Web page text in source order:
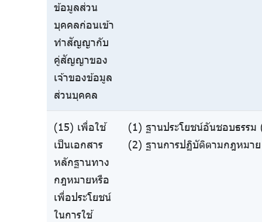
ข้อมูลส่วน
บุคคลก่อนเข้า
ทำสัญญากับ
คู่สัญญาของ
เจ้าของข้อมูล
ส่วนบุคคล
(15) เพื่อใช้
เป็นเอกสาร
หลักฐานทาง
กฎหมายหรือ
เพื่อประโยชน์
ในการใช้
(1) ฐานประโยชน์อันชอบธรรม
(2) ฐานการปฏิบัติตามกฎหมา